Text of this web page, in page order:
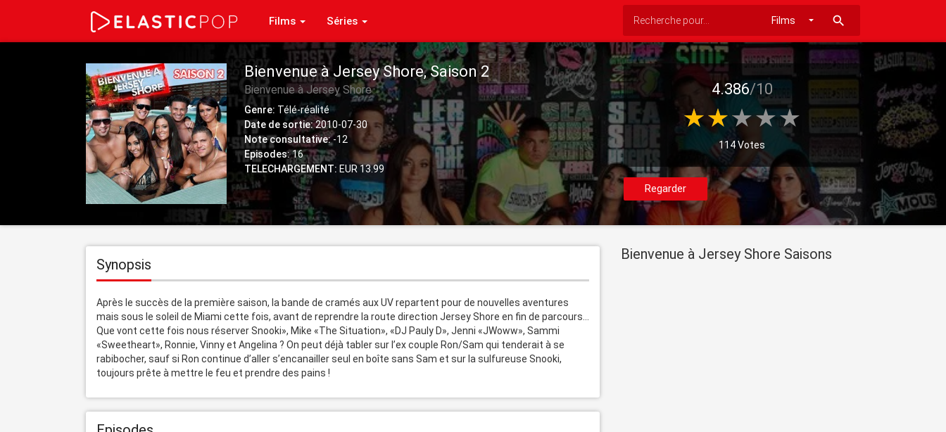
Films Séries search
Bienvenue à Jersey Shore, Saison 2
Bienvenue à Jersey Shore
Genre: Télé-réalité
Date de sortie:2010-07-30
Note consultative:-12
Episodes:16
TELECHARGEMENT: EUR 13.99
4.386/10
114 Votes
Regarder
Synopsis
Après le succès de la première saison, la bande de cramés aux UV repartent pour de nouvelles aventures
mais sous le soleil de Miami cette fois, avant de reprendre la route direction Jersey Shore en fin de parcours...
Que vont cette fois nous réserver Snooki», Mike «The Situation», «DJ Pauly D», Jenni «JWoww», Sammi
«Sweetheart», Ronnie, Vinny et Angelina ? On peut déjà tabler sur l’ex couple Ron/Sam qui tenderait à se
rabibocher, sauf si Ron continue d’aller s’encanailler seul en boîte sans Sam et sur la sulfureuse Snooki,
toujours prête à mettre le feu et prendre des pains !
Bienvenue à Jersey Shore Saisons